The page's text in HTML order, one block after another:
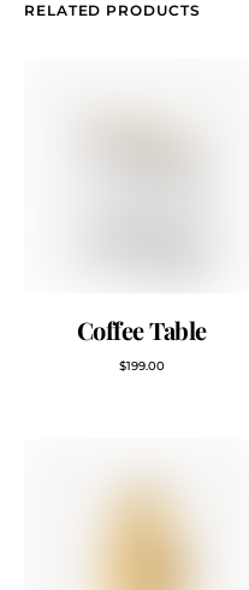
RELATED PRODUCTS
Coffee Table
$199.00